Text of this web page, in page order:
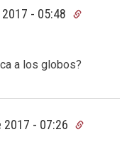
- 05:48
a los globos?
2017 - 07:26